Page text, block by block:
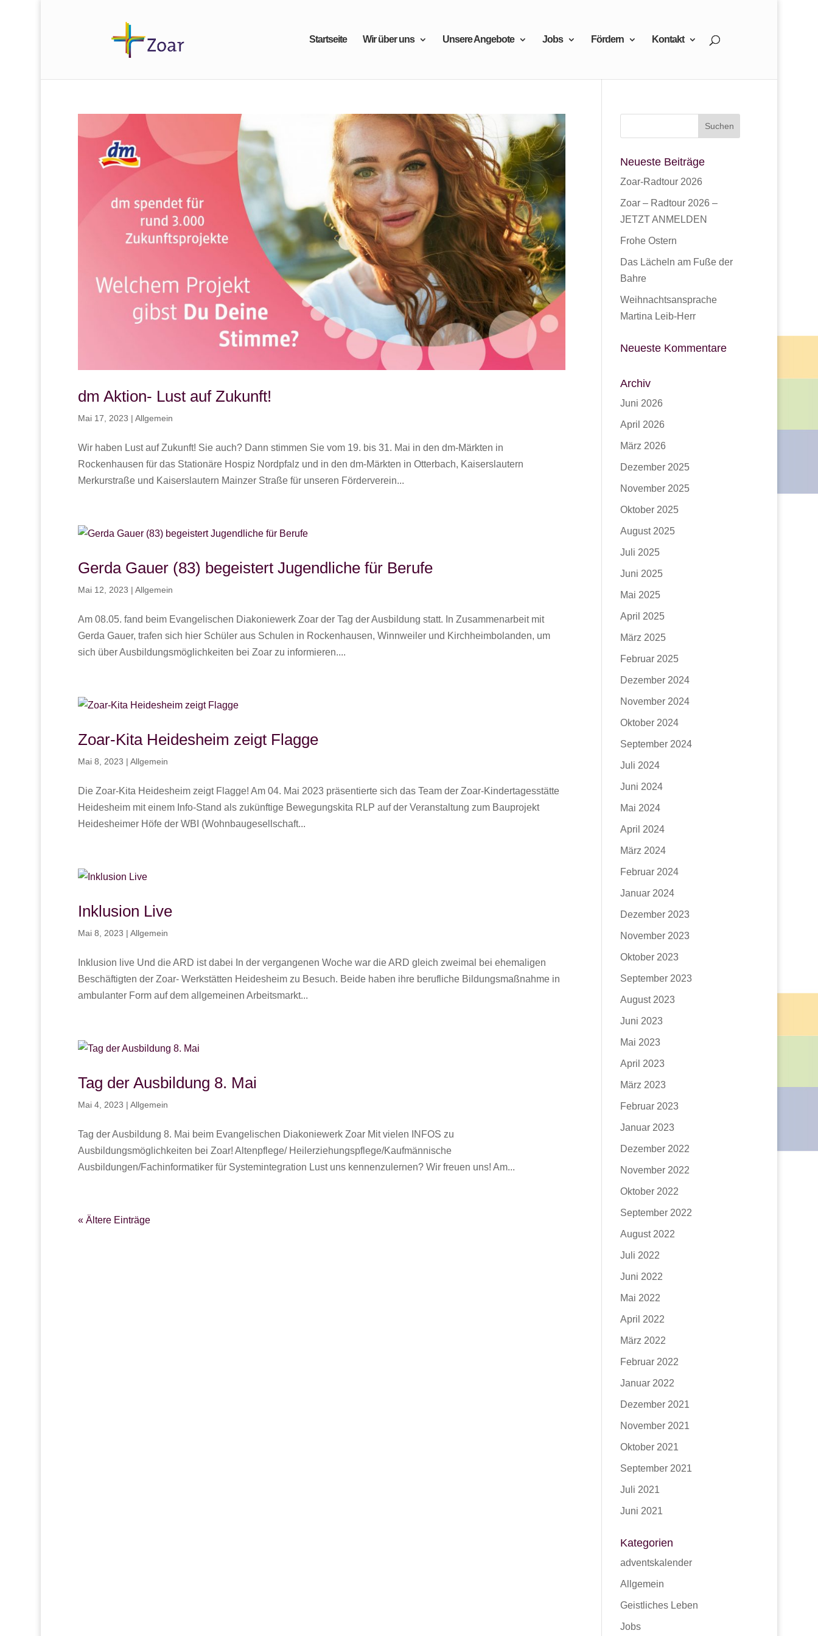
Startseite Wir über uns Unsere Angebote Jobs Fördern Kontakt
dm Aktion- Lust auf Zukunft!
Mai 17, 2023 | Allgemein
Wir haben Lust auf Zukunft! Sie auch? Dann stimmen Sie vom 19. bis 31. Mai in den dm-Märkten in
Rockenhausen für das Stationäre Hospiz Nordpfalz und in den dm-Märkten in Otterbach, Kaiserslautern
Merkurstraße und Kaiserslautern Mainzer Straße für unseren Förderverein...
Gerda Gauer (83) begeistert Jugendliche für Berufe
Mai 12, 2023 | Allgemein
Am 08.05. fand beim Evangelischen Diakoniewerk Zoar der Tag der Ausbildung statt. In Zusammenarbeit mit
Gerda Gauer, trafen sich hier Schüler aus Schulen in Rockenhausen, Winnweiler und Kirchheimbolanden, um
sich über Ausbildungsmöglichkeiten bei Zoar zu informieren....
Zoar-Kita Heidesheim zeigt Flagge
Mai 8, 2023 | Allgemein
Die Zoar-Kita Heidesheim zeigt Flagge! Am 04. Mai 2023 präsentierte sich das Team der Zoar-Kindertagesstätte
Heidesheim mit einem Info-Stand als zukünftige Bewegungskita RLP auf der Veranstaltung zum Bauprojekt
Heidesheimer Höfe der WBI (Wohnbaugesellschaft...
Inklusion Live
Mai 8, 2023 | Allgemein
Inklusion live Und die ARD ist dabei In der vergangenen Woche war die ARD gleich zweimal bei ehemaligen
Beschäftigten der Zoar- Werkstätten Heidesheim zu Besuch. Beide haben ihre berufliche Bildungsmaßnahme in
ambulanter Form auf dem allgemeinen Arbeitsmarkt...
Tag der Ausbildung 8. Mai
Mai 4, 2023 | Allgemein
Tag der Ausbildung 8. Mai beim Evangelischen Diakoniewerk Zoar Mit vielen INFOS zu
Ausbildungsmöglichkeiten bei Zoar! Altenpflege/ Heilerziehungspflege/Kaufmännische
Ausbildungen/Fachinformatiker für Systemintegration Lust uns kennenzulernen? Wir freuen uns! Am...
« Ältere Einträge
Neueste Beiträge
Zoar-Radtour 2026
Zoar – Radtour 2026 –
JETZT ANMELDEN
Frohe Ostern
Das Lächeln am Fuße der
Bahre
Weihnachtsansprache
Martina Leib-Herr
Neueste Kommentare
Archiv
Juni 2026
April 2026
März 2026
Dezember 2025
November 2025
Oktober 2025
August 2025
Juli 2025
Juni 2025
Mai 2025
April 2025
März 2025
Februar 2025
Dezember 2024
November 2024
Oktober 2024
September 2024
Juli 2024
Juni 2024
Mai 2024
April 2024
März 2024
Februar 2024
Januar 2024
Dezember 2023
November 2023
Oktober 2023
September 2023
August 2023
Juni 2023
Mai 2023
April 2023
März 2023
Februar 2023
Januar 2023
Dezember 2022
November 2022
Oktober 2022
September 2022
August 2022
Juli 2022
Juni 2022
Mai 2022
April 2022
März 2022
Februar 2022
Januar 2022
Dezember 2021
November 2021
Oktober 2021
September 2021
Juli 2021
Juni 2021
Kategorien
adventskalender
Allgemein
Geistliches Leben
Jobs